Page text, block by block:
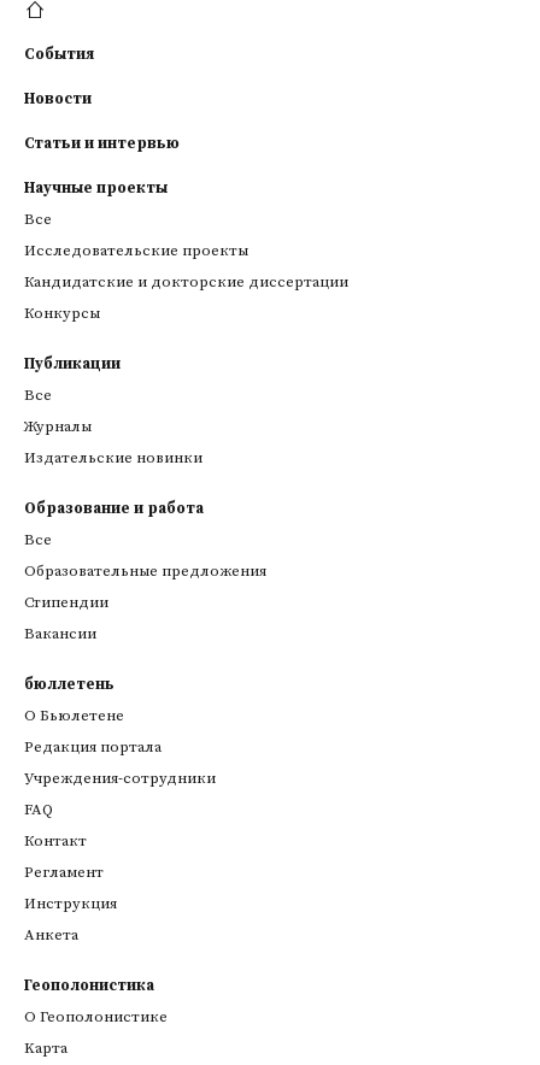
События
Новости
Статьи и интервью
Научные проекты
Все
Исследовательские проекты
Кандидатские и докторские диссертации
Конкурсы
Публикации
Все
Журналы
Издательские новинки
Образование и работа
Все
Образовательные предложения
Стипендии
Вакансии
бюллетень
О Бьюлетене
Редакция портала
Учреждения-сотрудники
FAQ
Контакт
Регламент
Инструкция
Анкета
Геополонистика
О Геополонистике
Kарта